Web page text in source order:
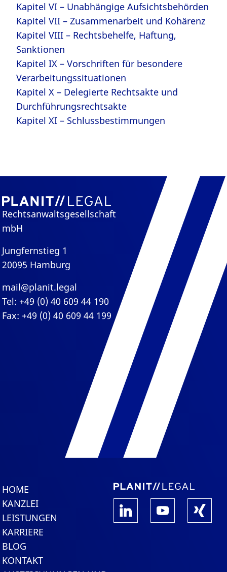
Kapitel VI – Unabhängige Aufsichtsbehörden
Kapitel VII – Zusammenarbeit und Kohärenz
Kapitel VIII – Rechtsbehelfe, Haftung,
Sanktionen
Kapitel IX – Vorschriften für besondere
Verarbeitungssituationen
Kapitel X – Delegierte Rechtsakte und
Durchführungsrechtsakte
Kapitel XI – Schlussbestimmungen
Rechtsanwaltsgesellschaft
mbH
Jungfernstieg 1
20095 Hamburg
mail@planit.legal
Tel: +49 (0) 40 609 44 190
Fax: +49 (0) 40 609 44 199
HOME
KANZLEI
LEISTUNGEN
KARRIERE
BLOG
KONTAKT